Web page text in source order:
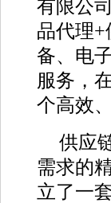
有限公
品代理+
备、电
服务，
个高效
供应
需求的
立了一